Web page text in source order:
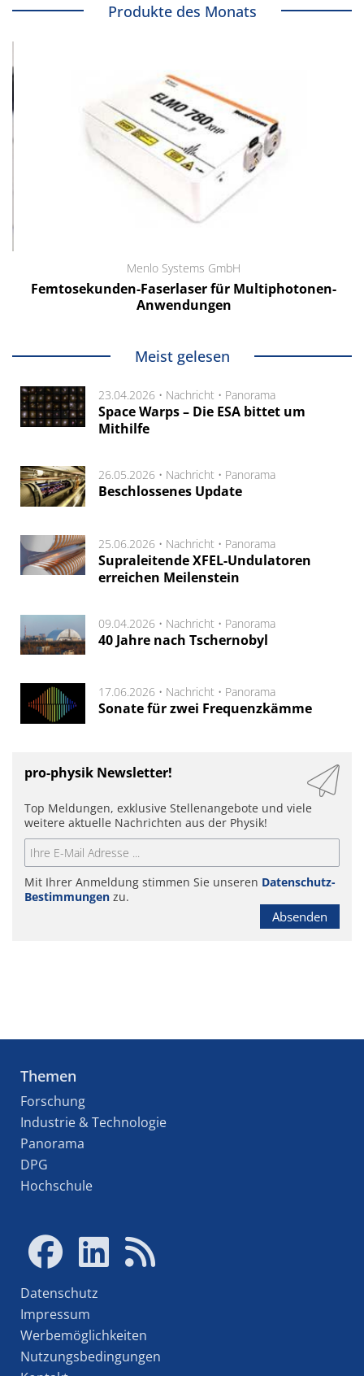
Produkte des Monats
Menlo Systems GmbH
Femtosekunden-Faserlaser für Multiphotonen-
Anwendungen
Meist gelesen
23.04.2026 • Nachricht • Panorama
Space Warps – Die ESA bittet um
Mithilfe
26.05.2026 • Nachricht • Panorama
Beschlossenes Update
25.06.2026 • Nachricht • Panorama
Supraleitende XFEL-Undulatoren
erreichen Meilenstein
09.04.2026 • Nachricht • Panorama
40 Jahre nach Tschernobyl
17.06.2026 • Nachricht • Panorama
Sonate für zwei Frequenzkämme
pro-physik Newsletter!
Top Meldungen, exklusive Stellenangebote und viele
weitere aktuelle Nachrichten aus der Physik!
Mit Ihrer Anmeldung stimmen Sie unseren Datenschutz-
Bestimmungen zu.
Absenden
Themen
Forschung
Industrie & Technologie
Panorama
DPG
Hochschule
Datenschutz
Impressum
Werbemöglichkeiten
Nutzungsbedingungen